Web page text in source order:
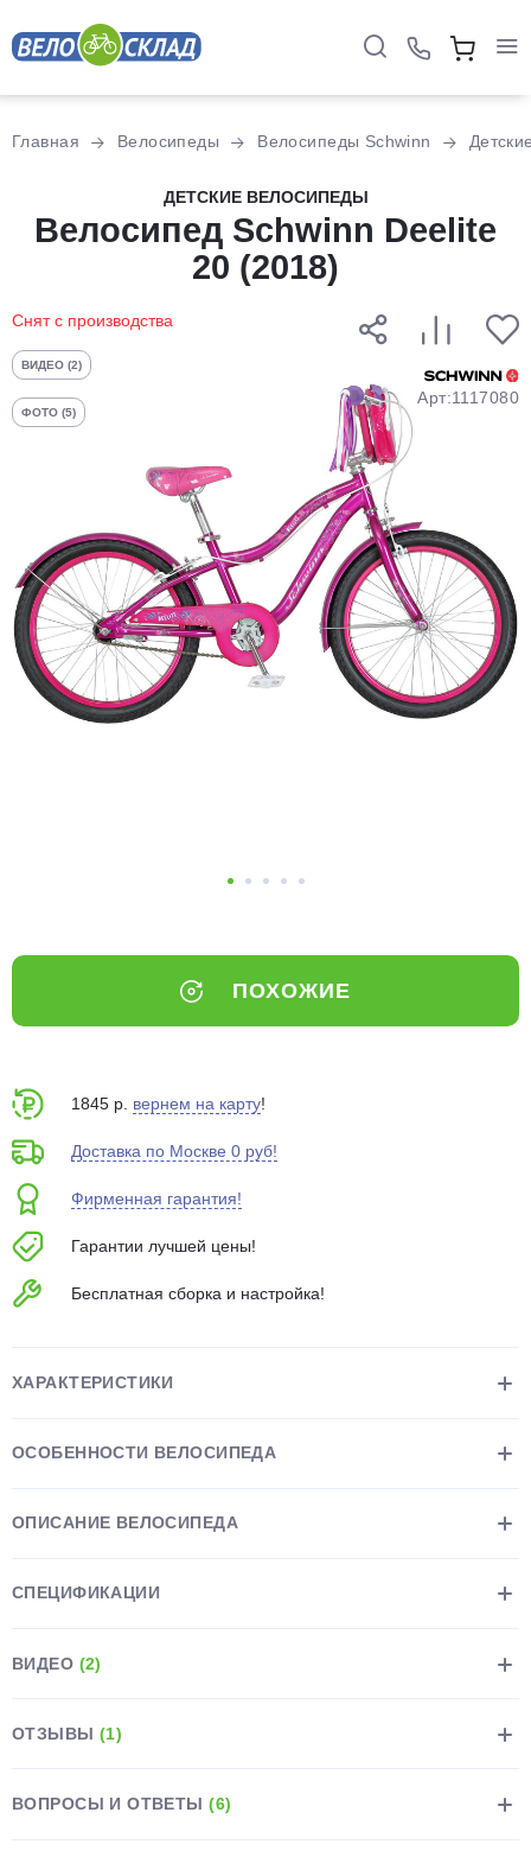
Главная Велосипеды Велосипеды Schwinn
ДЕТСКИЕ ВЕЛОСИПЕДЫ
Велосипед Schwinn Deelite
20 (2018)
Снят с производства
ВИДЕО (2)
ФОТО (5)
Арт:1117080
ПОХОЖИЕ
1845 р. вернем на карту!
Доставка по Москве 0 руб!
Фирменная гарантия!
Гарантии лучшей цены!
Бесплатная сборка и настройка!
ХАРАКТЕРИСТИКИ
ОСОБЕННОСТИ ВЕЛОСИПЕДА
ОПИСАНИЕ ВЕЛОСИПЕДА
СПЕЦИФИКАЦИИ
ВИДЕО (2)
ОТЗЫВЫ (1)
ВОПРОСЫ И ОТВЕТЫ(6)
Разбейте
оплатуна части
без переплат
График платежей
Добавляйте товары
в корзину
Оплачивайте сегодня только
25% картой любого банка
% будут
недели
Остались вопросы?
8 800 302-02-51